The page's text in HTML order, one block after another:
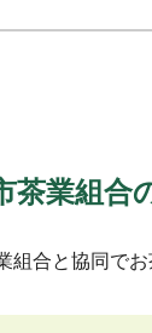
茶業組合
合と協同でお